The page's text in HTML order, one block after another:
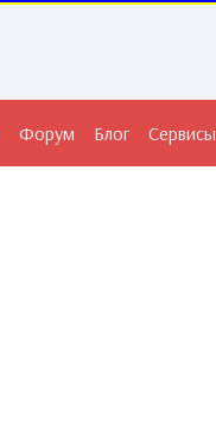
Форум Блог Сервисы